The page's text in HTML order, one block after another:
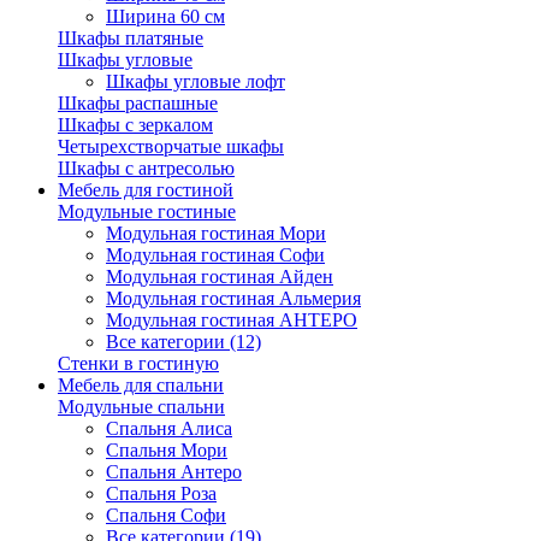
Ширина 60 см
Шкафы платяные
Шкафы угловые
Шкафы угловые лофт
Шкафы распашные
Шкафы с зеркалом
Четырехстворчатые шкафы
Шкафы с антресолью
Мебель для гостиной
Модульные гостиные
Модульная гостиная Мори
Модульная гостиная Софи
Модульная гостиная Айден
Модульная гостиная Альмерия
Модульная гостиная АНТЕРО
Все категории (12)
Стенки в гостиную
Мебель для спальни
Модульные спальни
Спальня Алиса
Спальня Мори
Спальня Антеро
Спальня Роза
Спальня Софи
Все категории (19)